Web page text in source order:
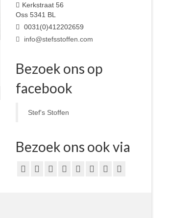
Kerkstraat 56
Oss 5341 BL
0031(0)412202659
info@stefsstoffen.com
Bezoek ons op
facebook
Stef's Stoffen
Bezoek ons ook via